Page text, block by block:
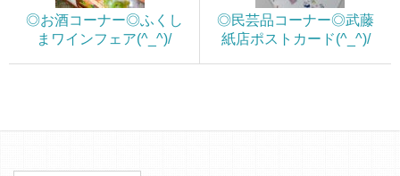
◎お酒コーナー◎ふくし
まワインフェア(^_^)/
◎民芸品コーナー◎武藤
紙店ポストカード(^_^)/